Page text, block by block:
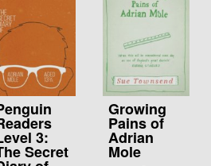
3:
Secret
Growing
Pains of
Adrian
Mole